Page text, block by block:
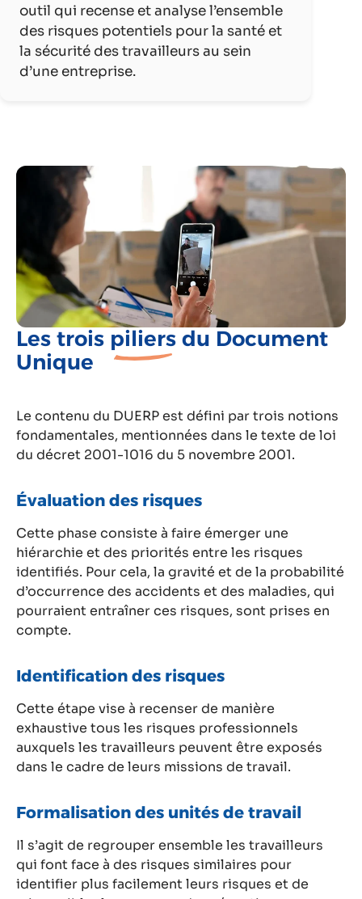
outil qui recense et analyse l’ensemble
des risques potentiels pour la santé et
la sécurité des travailleurs au sein
d’une entreprise.
Les trois piliers du Document
Unique
Le contenu du DUERP est défini par trois notions
fondamentales, mentionnées dans le texte de loi
du décret 2001-1016 du 5 novembre 2001.
Évaluation des risques
Cette phase consiste à faire émerger une
hiérarchie et des priorités entre les risques
identifiés. Pour cela, la gravité et de la probabilité
d’occurrence des accidents et des maladies, qui
pourraient entraîner ces risques, sont prises en
compte.
Identification des risques
Cette étape vise à recenser de manière
exhaustive tous les risques professionnels
auxquels les travailleurs peuvent être exposés
dans le cadre de leurs missions de travail.
Formalisation des unités de travail
Il s’agit de regrouper ensemble les travailleurs
qui font face à des risques similaires pour
identifier plus facilement leurs risques et de